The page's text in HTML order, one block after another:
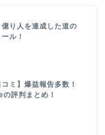
億り人を達成した道の
ル！
コミ】爆益報告多数！
評判まとめ！